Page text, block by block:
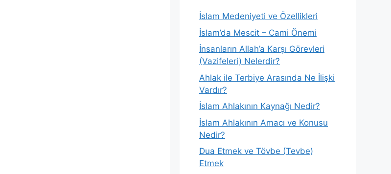
İslam Medeniyeti ve Özellikleri
İslam’da Mescit – Cami Önemi
İnsanların Allah’a Karşı Görevleri
(Vazifeleri) Nelerdir?
Ahlak ile Terbiye Arasında Ne İlişki
Vardır?
İslam Ahlakının Kaynağı Nedir?
İslam Ahlakının Amacı ve Konusu
Nedir?
Dua Etmek ve Tövbe (Tevbe)
Etmek